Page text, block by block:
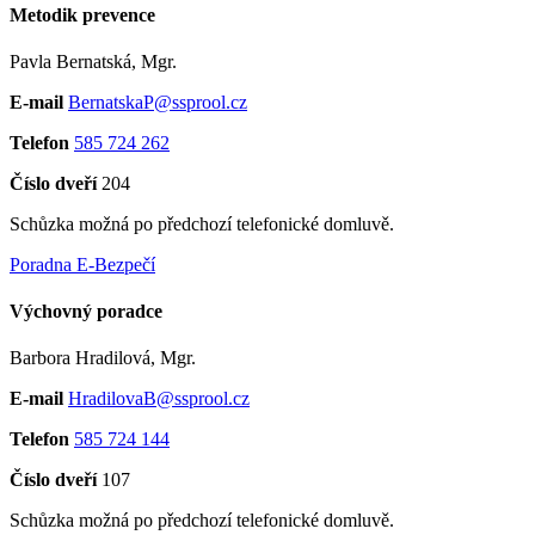
Metodik prevence
Pavla Bernatská, Mgr.
E-mail BernatskaP@ssprool.cz
Telefon 585 724 262
Číslo dveří204
Schůzka možná po předchozí telefonické domluvě.
Poradna E-Bezpečí
Výchovný poradce
Barbora Hradilová, Mgr.
E-mail HradilovaB@ssprool.cz
Telefon 585 724 144
Číslo dveří107
Schůzka možná po předchozí telefonické domluvě.